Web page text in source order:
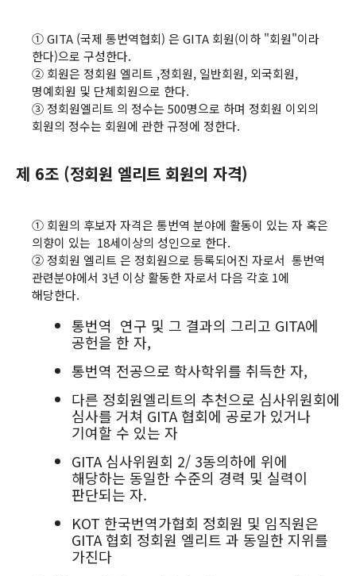
① GITA (국제 통번역협회) 은 GITA 회원(이하 "회원"이라
한다)으로 구성한다.
② 회원은 정회원 엘리트 ,정회원, 일반회원, 외국회원,
명예회원 및 단체회원으로 한다.
③ 정회원엘리트 의 정수는 500명으로 하며 정회원 이외의
회원의 정수는 회원에 관한 규정에 정한다.
제 6조 (정회원 엘리트 회원의 자격)
① 회원의 후보자 자격은 통번역 분야에 활동이 있는 자 혹은
의향이 있는 18세이상의 성인으로 한다.
② 정회원 엘리트 은 정회원으로 등록되어진 자로서 통번역
관련분야에서 3년 이상 활동한 자로서 다음 각호 1에
해당한다.
통번역 연구 및 그 결과의 그리고 GITA에
공헌을 한 자,
통번역 전공으로 학사학위를 취득한 자,
다른 정회원엘리트의 추천으로 심사위원회에
심사를 거쳐 GITA 협회에 공로가 있거나
기여할 수 있는 자
GITA 심사위원회 2/ 3동의하에 위에
해당하는 동일한 수준의 경력 및 실력이
판단되는 자.
KOT 한국번역가협회 정회원 및 임직원은
GITA 협회 정회원 엘리트 과 동일한 지위를
가진다